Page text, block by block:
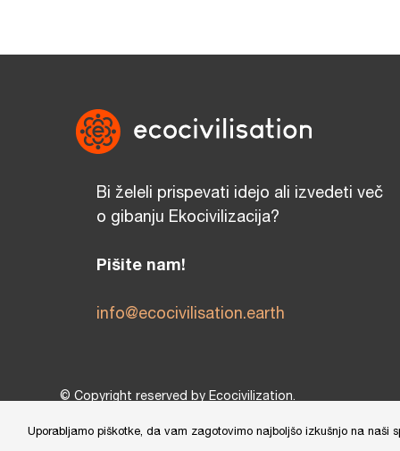
Bi želeli prispevati idejo ali izvedeti več
o gibanju Ekocivilizacija?
Pišite nam!
info@ecocivilisation.earth
© Copyright reserved by Ecocivilization.
This site is protected by reCAPTCHA and the GooglePrivacy Policy
Uporabljamo piškotke, da vam zagotovimo najboljšo izkušnjo na naši